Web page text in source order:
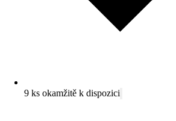
9 ks okamžitě k dispozici